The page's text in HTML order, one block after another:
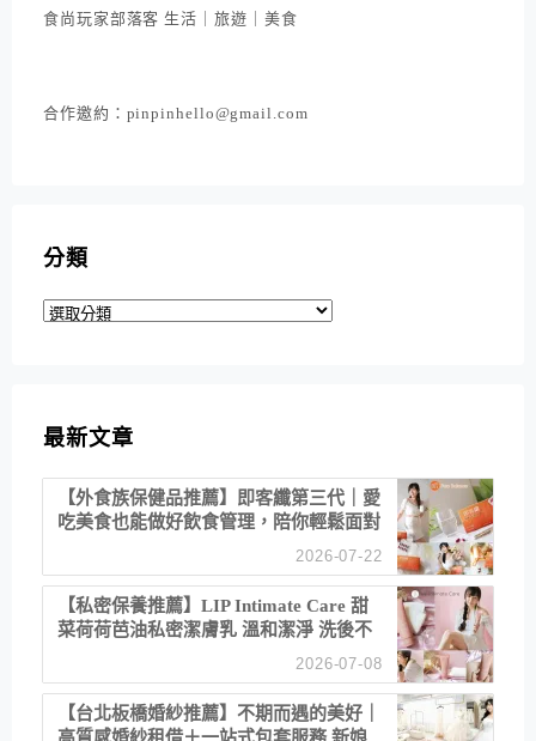
食尚玩家部落客 生活｜旅遊｜美食
合作邀約：pinpinhello@gmail.com
分類
分
最新文章
【外食族保健品推薦】即客纖第三代｜愛
吃美食也能做好飲食管理，陪你輕鬆面對
2026-07-22
【私密保養推薦】LIP Intimate Care 甜
菜荷荷芭油私密潔膚乳 溫和潔淨 洗後不
2026-07-08
【台北板橋婚紗推薦】不期而遇的美好｜